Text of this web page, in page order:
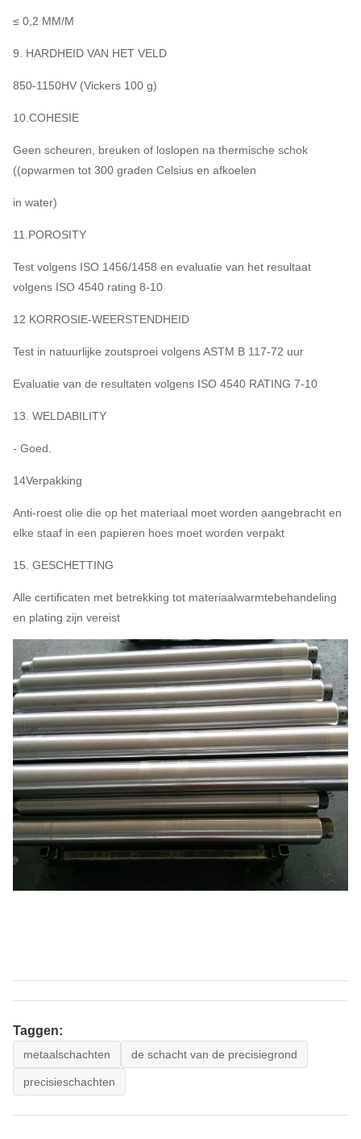
≤ 0,2 MM/M
9. HARDHEID VAN HET VELD
850-1150HV (Vickers 100 g)
10.COHESIE
Geen scheuren, breuken of loslopen na thermische schok
((opwarmen tot 300 graden Celsius en afkoelen
in water)
11.POROSITY
Test volgens ISO 1456/1458 en evaluatie van het resultaat
volgens ISO 4540 rating 8-10
12 KORROSIE-WEERSTENDHEID
Test in natuurlijke zoutsproei volgens ASTM B 117-72 uur
Evaluatie van de resultaten volgens ISO 4540 RATING 7-10
13. WELDABILITY
- Goed.
14Verpakking
Anti-roest olie die op het materiaal moet worden aangebracht en
elke staaf in een papieren hoes moet worden verpakt
15. GESCHETTING
Alle certificaten met betrekking tot materiaalwarmtebehandeling
en plating zijn vereist
Taggen:
metaalschachten de schacht van de precisiegrond
precisieschachten